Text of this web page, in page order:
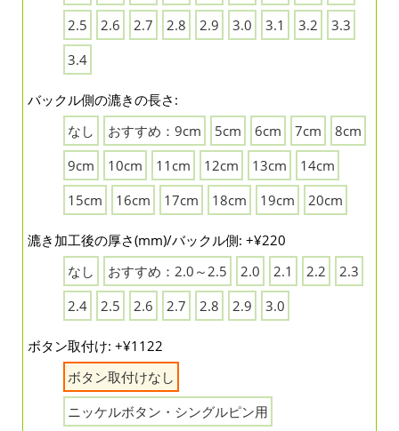
2.5
2.6 2.7 2.8 2.9 3.0 3.1 3.2
3.3
3.4
バックル側の漉きの長さ:
なし
おすすめ：9cm 5cm 6cm 7cm
8cm
9cm
10cm 11cm 12cm 13cm
14cm
15cm
16cm 17cm 18cm 19cm 20cm
漉き加工後の厚さ(mm)/バックル側: +¥220
なし
おすすめ：2.0～2.5 2.0 2.1 2.2
2.3
2.4
2.5 2.6 2.7 2.8 2.9 3.0
ボタン取付け: +¥1122
ボタン取付けなし
ニッケルボタン・シングルピン用